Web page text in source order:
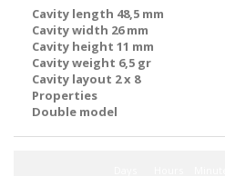
Cavity length 48,5 mm
Cavity width 26 mm
Cavity height 11 mm
Cavity weight 6,5 gr
Cavity layout 2 x 8
Properties
Double model